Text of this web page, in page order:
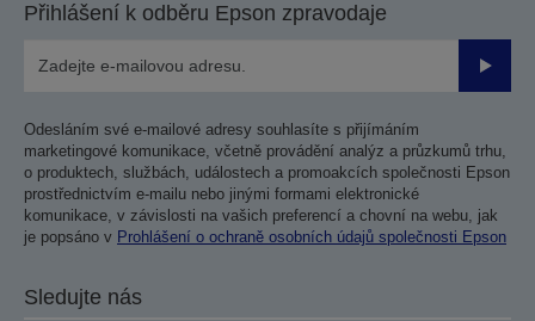
Přihlášení k odběru Epson zpravodaje
Odesláním své e-mailové adresy souhlasíte s přijímáním
marketingové komunikace, včetně provádění analýz a průzkumů trhu,
o produktech, službách, událostech a promoakcích společnosti Epson
prostřednictvím e-mailu nebo jinými formami elektronické
komunikace, v závislosti na vašich preferencí a chovní na webu, jak
je popsáno v Prohlášení o ochraně osobních údajů společnosti Epson
Sledujte nás